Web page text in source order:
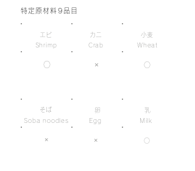
特定原材料9品目
Shrimp
○
カニ
Crab
×
小麦
Wheat
○
エビ
そば
Soba noodles
×
Egg
×
Milk
○
卵 乳